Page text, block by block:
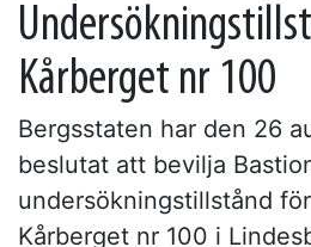
Kårberget nr 100
Bergsstaten har den 26
beslutat att bevilja
undersökningstillstånd
Kårberget nr 100 i